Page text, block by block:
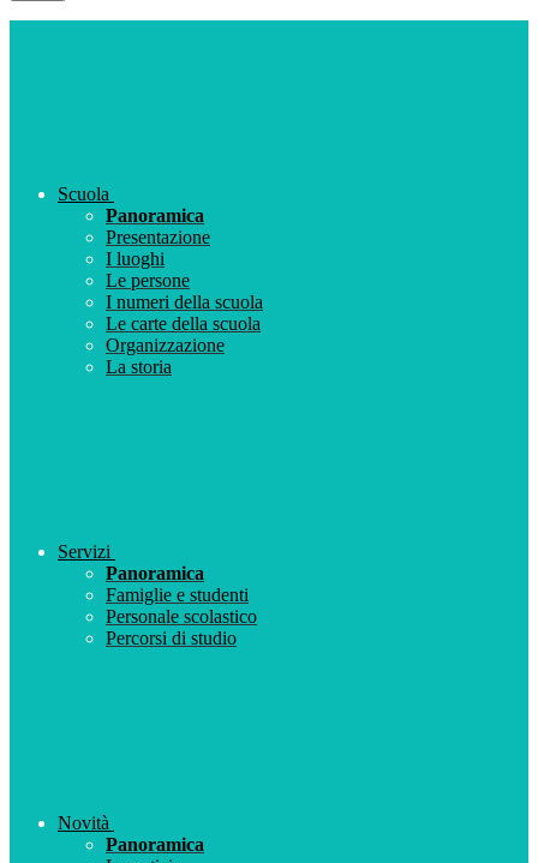
Scuola
Panoramica
Presentazione
I luoghi
Le persone
I numeri della scuola
Le carte della scuola
Organizzazione
La storia
Servizi
Panoramica
Famiglie e studenti
Personale scolastico
Percorsi di studio
Novità
Panoramica